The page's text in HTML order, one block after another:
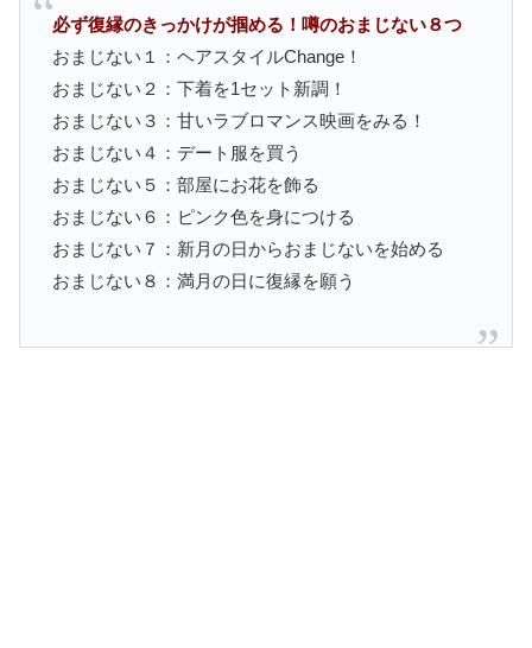
必ず復縁のきっかけが掴める！噂のおまじない８つ
おまじない１：ヘアスタイルChange！
おまじない２：下着を1セット新調！
おまじない３：甘いラブロマンス映画をみる！
おまじない４：デート服を買う
おまじない５：部屋にお花を飾る
おまじない６：ピンク色を身につける
おまじない７：新月の日からおまじないを始める
おまじない８：満月の日に復縁を願う